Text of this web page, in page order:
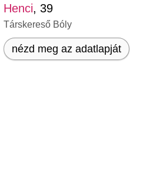
Henci, 39
Társkereső Bóly
nézd meg az adatlapját